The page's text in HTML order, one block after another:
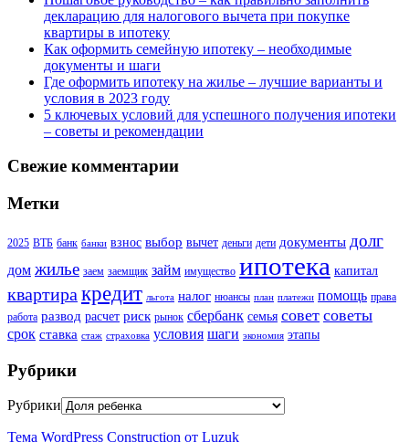
декларацию для налогового вычета при покупке
квартиры в ипотеку
Как оформить семейную ипотеку – необходимые
документы и шаги
Где оформить ипотеку на жилье – лучшие варианты и
условия в 2023 году
5 ключевых условий для успешного получения ипотеки
– советы и рекомендации
Свежие комментарии
Метки
2025 ВТБ банк банки взнос выбор вычет деньги дети документы долг
дом жилье заем заемщик займ имущество ипотека капитал
квартира кредит льгота налог нюансы план платежи помощь права
работа развод расчет риск рынок сбербанк семья совет советы
срок ставка стаж страховка условия шаги экономия этапы
Рубрики
Рубрики
Тема WordPress Construction от Luzuk